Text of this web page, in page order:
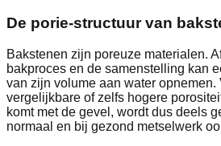
De porie-structuur van
Bakstenen zijn poreuze materialen.
bakproces en de samenstelling kan
van zijn volume aan water opnemen.
vergelijkbare of zelfs hogere
komt met de gevel, wordt dus deels
normaal en bij gezond metselwerk